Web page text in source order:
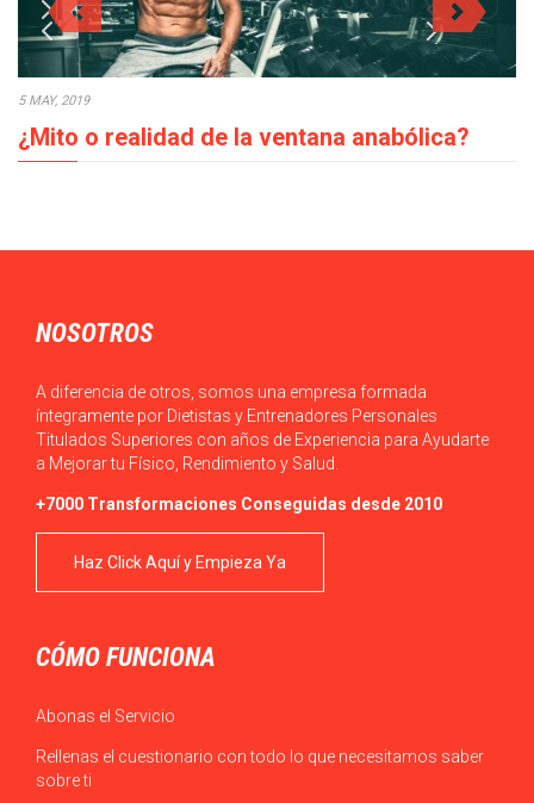
5 MAY, 2019
¿Mito o realidad de la ventana anabólica?
NOSOTROS
A diferencia de otros, somos una empresa formada
íntegramente por Dietistas y Entrenadores Personales
Titulados Superiores con años de Experiencia para Ayudarte
a Mejorar tu Físico, Rendimiento y Salud.
+7000 Transformaciones Conseguidas desde 2010
Haz Click Aquí y Empieza Ya
CÓMO FUNCIONA
Abonas el Servicio
Rellenas el cuestionario con todo lo que necesitamos saber
sobre ti